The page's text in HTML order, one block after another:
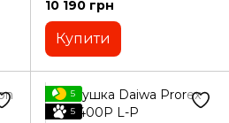
10 190 грн
Купити
5
5